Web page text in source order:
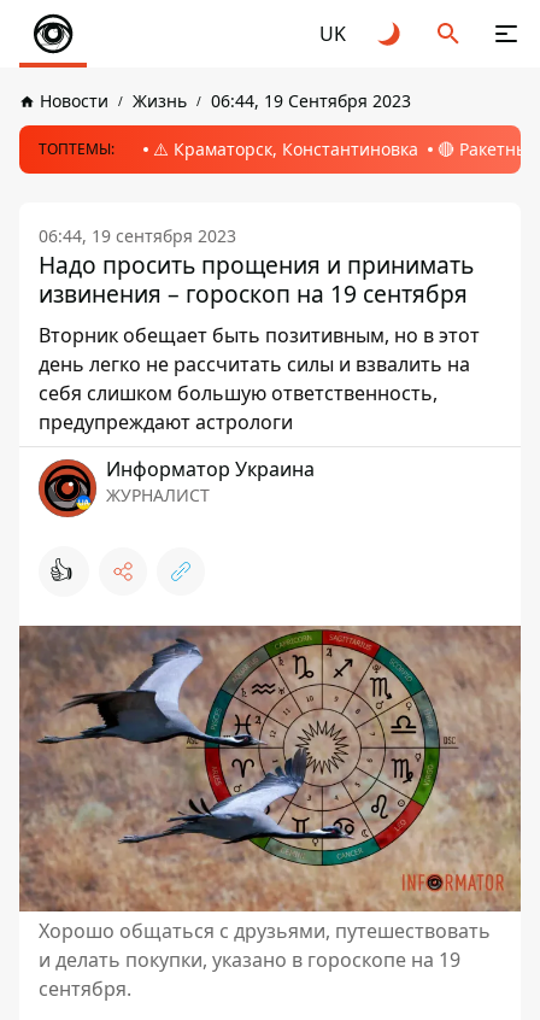
UK
Новости Жизнь 06:44, 19 Сентября 2023
ТОПТЕМЫ: ⚠️ Краматорск, Константиновка 🔴
06:44, 19 сентября 2023
Надо просить прощения и принимать
извинения – гороскоп на 19 сентября
Вторник обещает быть позитивным, но в этот
день легко не рассчитать силы и взвалить на
себя слишком большую ответственность,
предупреждают астрологи
Информатор Украина
ЖУРНАЛИСТ
👍
Хорошо общаться с друзьями, путешествовать
и делать покупки, указано в гороскопе на 19
сентября.